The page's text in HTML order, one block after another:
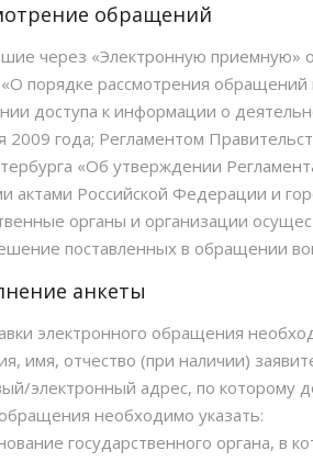
обращений
через «Электронную приемную»
порядке рассмотрения
доступа к информации о
2009 года; Регламентом
«Об утверждении
актами Российской Федерации и
органы и организации
поставленных в обращении
анкеты
электронного обращения
имя, отчество (при наличии)
электронный адрес, по которому
необходимо указать:
государственного органа, в